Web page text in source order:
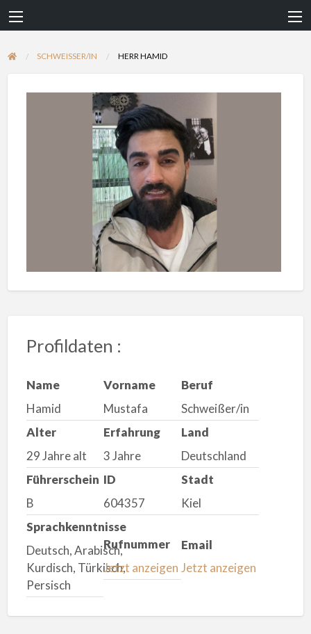
SCHWEISSER/IN HERR HAMID
Profildaten :
Name
Hamid
Vorname
Mustafa
Beruf
Schweißer/in
Alter
29 Jahre alt
Erfahrung
3 Jahre
Land
Deutschland
Führerschein
B
ID
604357
Stadt
Kiel
Sprachkenntnisse
Deutsch, Arabisch,
Kurdisch, Türkisch,
Persisch
Rufnummer
Jetzt anzeigen
Email
Jetzt anzeigen